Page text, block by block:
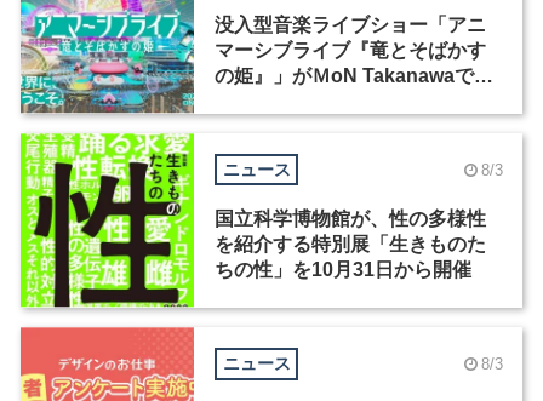
没入型音楽ライブショー「アニ
マーシブライブ『竜とそばかす
の姫』」がＭoN Takanawaで開
ニュース 8/3
国立科学博物館が、性の多様性
を紹介する特別展「生きものた
ちの性」を10月31日から開催
ニュース 8/3